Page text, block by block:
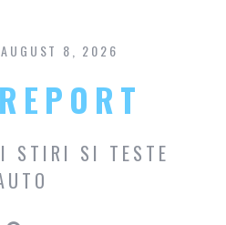
content8, 2026
STIRI SI TESTE